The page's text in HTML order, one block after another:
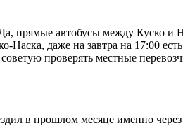
прямые автобусы между Куско и
Наска, даже на завтра на 17:00
проверять местные
в прошлом месяце именно